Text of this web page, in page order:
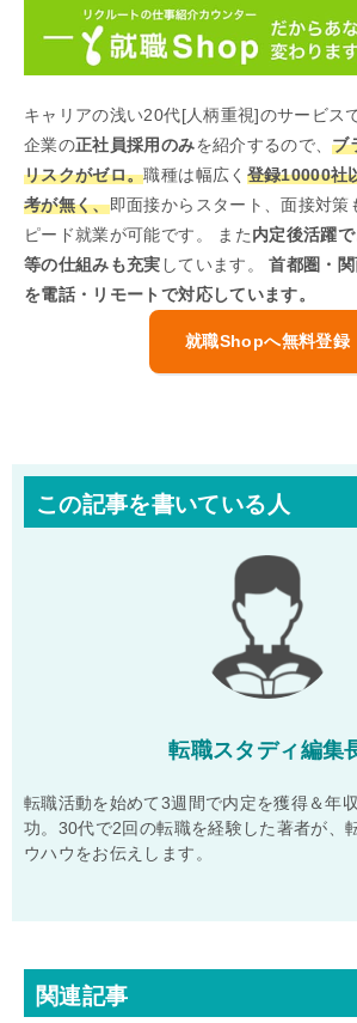
キャリアの浅い20代[人柄重視]のサービス
企業の正社員採用のみを紹介するので、ブ
リスクがゼロ。職種は幅広く 登録10000社
考が無く、即面接からスタート、面接対策
ピード就業が可能です。 また内定後活躍
等の仕組みも充実 しています。首都圏・
を電話・リモートで対応しています。
就職Shopへ無料登録
この記事を書いている人
転職スタディ編集
転職活動を始めて3週間で内定を獲得＆年
功。30代で2回の転職を経験した著者が、
ウハウをお伝えします。
関連記事